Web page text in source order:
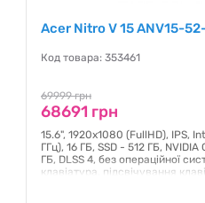
Acer Nitro V 15 ANV15-
Код товара: 353461
69999 грн
68691 грн
15.6", 1920х1080 (FullHD), IPS,
ГГц), 16 ГБ, SSD - 512 ГБ,
ГБ, DLSS 4, без операційної
клавіатура, підсвічування